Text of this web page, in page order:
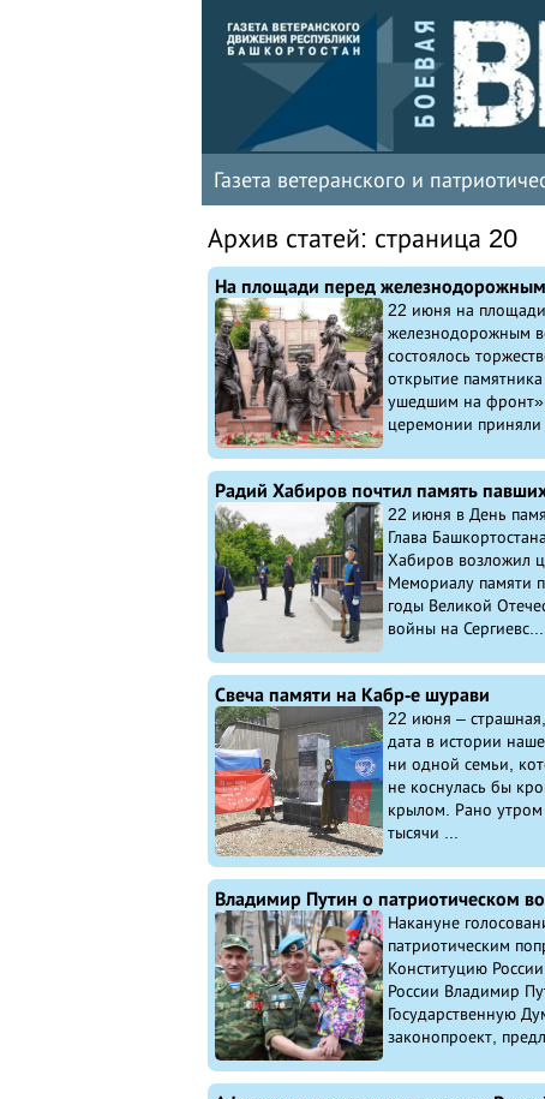
Газета ветеранского и
Архив статей: страница 20
22 июня на
железнодорожным
состоялось
открытие
ушедшим на
церемонии приняли
22 июня в День
Глава
Хабиров возложил
Мемориалу памяти
годы Великой
войны на Сергиевс...
Свеча памяти на Кабр-е шурави
22 июня –
дата в истории
ни одной семьи,
не коснулась бы
крылом. Рано утром
тысячи ...
Накануне
патриотическим
Конституцию
России Владимир
Государственную
законопроект,